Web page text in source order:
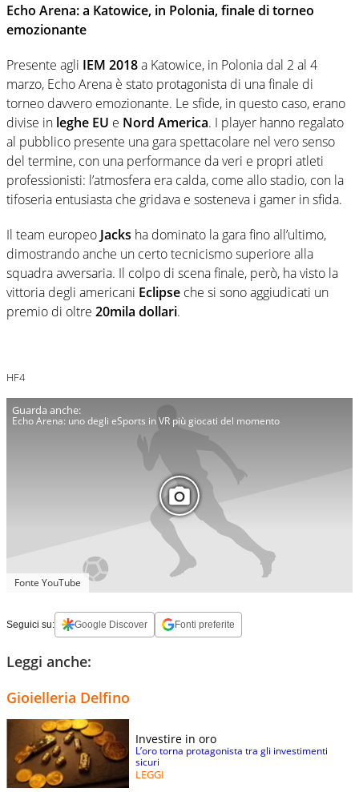
Echo Arena: a Katowice, in Polonia, finale di torneo
emozionante
Presente agli IEM 2018a Katowice, in Polonia dal 2 al 4
marzo, Echo Arena è stato protagonista di una finale di
torneo davvero emozionante. Le sfide, in questo caso, erano
divise in leghe EU e Nord America. I player hanno regalato
al pubblico presente una gara spettacolare nel vero senso
del termine, con una performance da veri e propri atleti
professionisti: l’atmosfera era calda, come allo stadio, con la
tifoseria entusiasta che gridava e sosteneva i gamer in sfida.
Il team europeo Jacks ha dominato la gara fino all’ultimo,
dimostrando anche un certo tecnicismo superiore alla
squadra avversaria. Il colpo di scena finale, però, ha visto la
vittoria degli americani Eclipse che si sono aggiudicati un
premio di oltre 20mila dollari.
HF4
Echo Arena: uno degli eSports in VR più giocati del momento
Fonte YouTube
Seguici su: Google Discover Fonti preferite
Leggi anche:
Gioielleria Delfino
Investire in oro
L’oro torna protagonista tra gli investimenti
sicuri
LEGGI